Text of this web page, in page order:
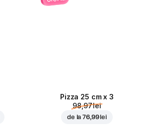
Pizza 25 cm x 3
98,97 lei
de la76,99 lei